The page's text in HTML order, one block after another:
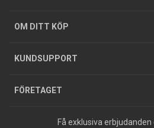
OM DITT KÖP
GDPR
KUNDSUPPORT
Köpguider
Varumärken
FÖRETAGET
Hållbarhet
Jobba hos oss
Press
Få exklusiva